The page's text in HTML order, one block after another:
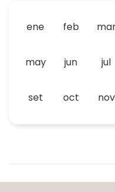
ene feb
may jun jul
set oct nov